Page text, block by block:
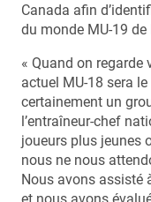
Canada afin
du monde MU-19 de
« Quand on regarde
actuel MU-18 sera
certainement un
l’entraîneur-chef
joueurs plus jeunes
nous ne nous
Nous avons assisté